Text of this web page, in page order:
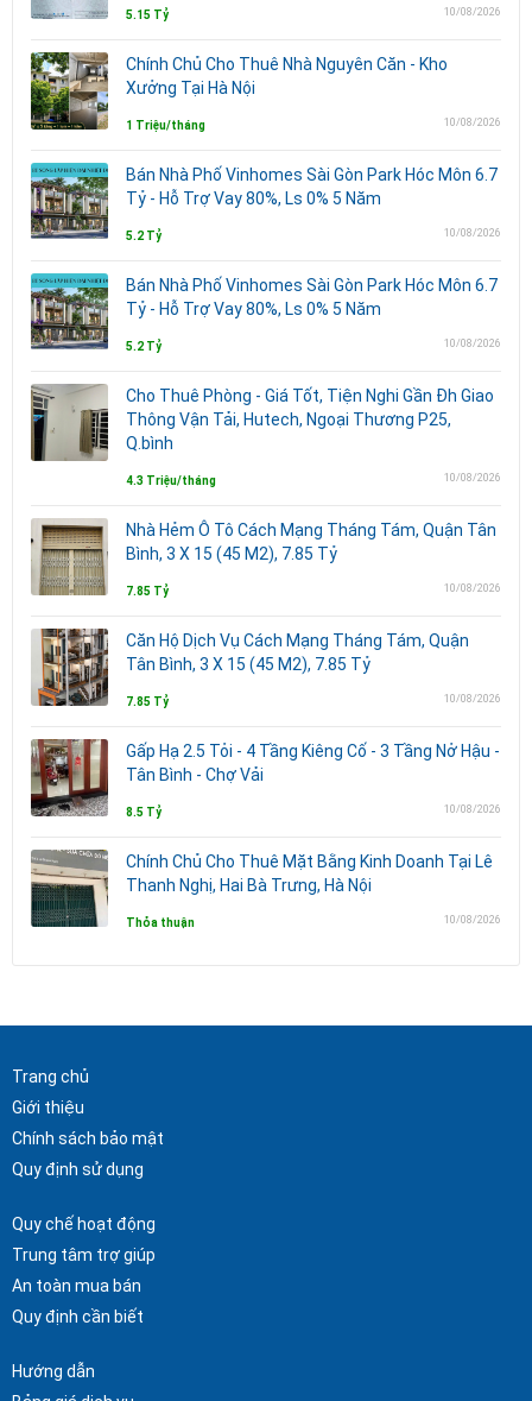
5.15 Tỷ 10/08/2026
Chính Chủ Cho Thuê Nhà Nguyên Căn - Kho
Xưởng Tại Hà Nội
1 Triệu/tháng 10/08/2026
Bán Nhà Phố Vinhomes Sài Gòn Park Hóc Môn 6.7
Tỷ - Hỗ Trợ Vay 80%, Ls 0% 5 Năm
5.2 Tỷ 10/08/2026
Bán Nhà Phố Vinhomes Sài Gòn Park Hóc Môn 6.7
Tỷ - Hỗ Trợ Vay 80%, Ls 0% 5 Năm
5.2 Tỷ 10/08/2026
Cho Thuê Phòng - Giá Tốt, Tiện Nghi Gần Đh Giao
Thông Vận Tải, Hutech, Ngoại Thương P25,
Q.bình
4.3 Triệu/tháng 10/08/2026
Nhà Hẻm Ô Tô Cách Mạng Tháng Tám, Quận Tân
Bình, 3 X 15 (45 M2), 7.85 Tỷ
7.85 Tỷ 10/08/2026
Căn Hộ Dịch Vụ Cách Mạng Tháng Tám, Quận
Tân Bình, 3 X 15 (45 M2), 7.85 Tỷ
7.85 Tỷ 10/08/2026
Gấp Hạ 2.5 Tỏi - 4 Tầng Kiêng Cố - 3 Tầng Nở Hậu -
Tân Bình - Chợ Vải
8.5 Tỷ 10/08/2026
Chính Chủ Cho Thuê Mặt Bằng Kinh Doanh Tại Lê
Thanh Nghị, Hai Bà Trưng, Hà Nội
Thỏa thuận 10/08/2026
Trang chủ
Giới thiệu
Chính sách bảo mật
Quy định sử dụng
Quy chế hoạt động
Trung tâm trợ giúp
An toàn mua bán
Quy định cần biết
Hướng dẫn